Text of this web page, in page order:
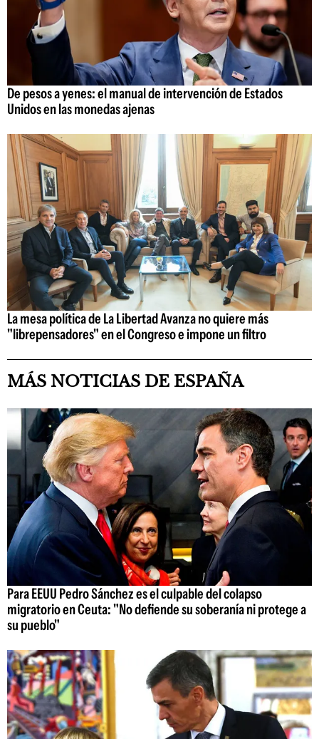
De pesos a yenes: el manual de intervención de Estados
Unidos en las monedas ajenas
La mesa política de La Libertad Avanza no quiere más
"librepensadores" en el Congreso e impone un filtro
MÁS NOTICIAS DE ESPAÑA
Para EEUU Pedro Sánchez es el culpable del colapso
migratorio en Ceuta: "No defiende su soberanía ni protege a
su pueblo"